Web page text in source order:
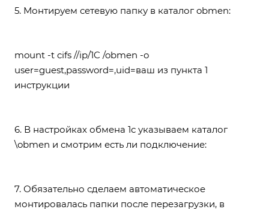
5. Монтируем сетевую папку в каталог obmen:
mount -t cifs //ip/1C /obmen -o
user=guest,password=,uid=ваш из пункта 1
инструкции
6. В настройках обмена 1с указываем каталог
\obmen и смотрим есть ли подключение:
7. Обязательно сделаем автоматическое
монтировалась папки после перезагрузки, в